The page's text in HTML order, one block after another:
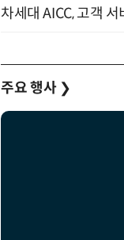
차세대 AICC, 고객
주요 행사 ❯